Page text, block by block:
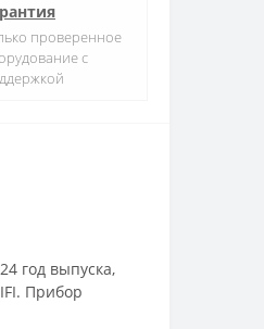
проверенное
с
год выпуска,
Прибор